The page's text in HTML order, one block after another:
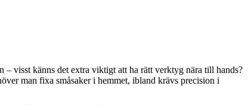
visst känns det extra viktigt att ha rätt verktyg nära till hands?
man fixa småsaker i hemmet, ibland krävs precision i